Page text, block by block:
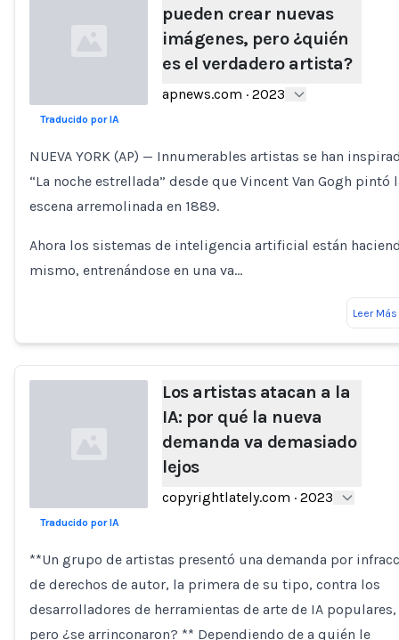
pueden crear nuevas
imágenes, pero ¿quién
es el verdadero artista?
apnews.com · 2023
Traducido por IA
NUEVA YORK (AP) — Innumerables artistas se han
“La noche estrellada” desde que Vincent Van Gogh pintó
escena arremolinada en 1889.
Ahora los sistemas de inteligencia artificial están
mismo, entrenándose en una va…
Leer Más
Los artistas atacan a la
IA: por qué la nueva
demanda va demasiado
lejos
copyrightlately.com · 2023
Traducido por IA
**Un grupo de artistas presentó una demanda por
de derechos de autor, la primera de su tipo, contra los
desarrolladores de herramientas de arte de IA populares,
pero ¿se arrinconaron? ** Dependiendo de a quién le